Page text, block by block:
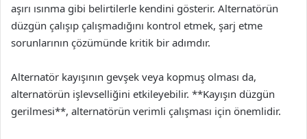
aşırı ısınma gibi belirtilerle kendini gösterir. Alternatörün
düzgün çalışıp çalışmadığını kontrol etmek, şarj etme
sorunlarının çözümünde kritik bir adımdır.
Alternatör kayışının gevşek veya kopmuş olması da,
alternatörün işlevselliğini etkileyebilir. **Kayışın düzgün
gerilmesi**, alternatörün verimli çalışması için önemlidir.